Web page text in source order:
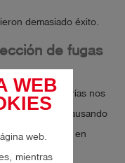
WEB
web.
mientras
demasiado éxito.
de fugas
la red de tuberías nos
que llevaba causando
interesados en